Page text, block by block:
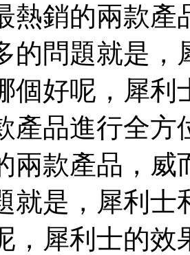
熱銷的兩款產
的問題就是
個好呢，犀利
產品進行全方
兩款產品，
就是，犀利士
，犀利士的效